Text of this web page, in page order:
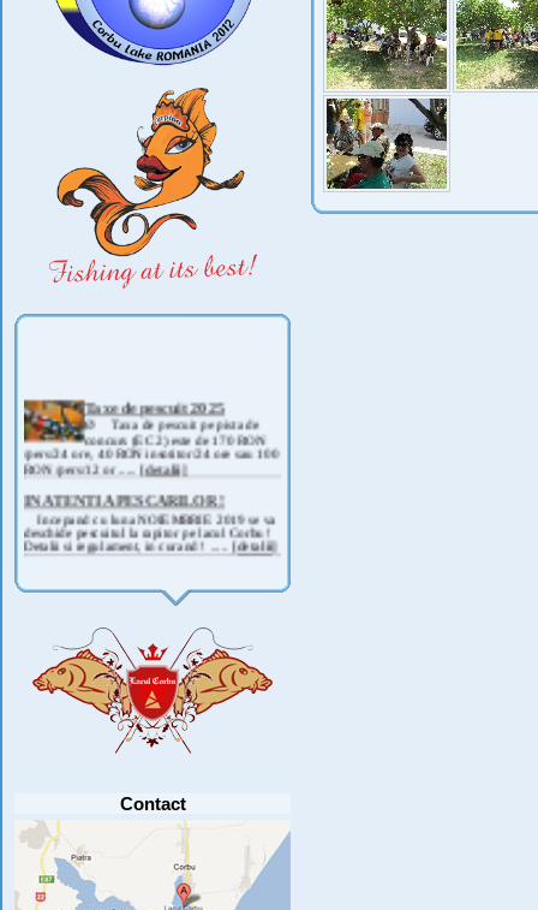
Taxe de pescuit 2025
Ø Taxa de pescuit pe pista de
concurs (EC 2) este de 170 RON
/pers/24 ore, 40 RON insotitor/24 ore sau 100
RON /pers/12 or .....[detalii]
IN ATENTIA PESCARILOR !
Incepand cu luna NOIEMBRIE 2019 se va
deschide pescuitul la rapitor pe lacul Corbu !
Detalii si regulament, in curand ! .....[detalii]
AVAND IN VEDERE SITUATIA ACTUALA -
COVID 19- DIN MOTIVE DE SIGURANTA ,
PRECUM SI RETRAGEREA UNOR
PARTICIPANTI ..... [detalii]
Anunt important
Va anuntam ca editia 30 a concursului de
pescuit CUPA RIG la CRAP din perioada 2-5
septembrie 2021 se reprogrameaza pentru luna
Avansul in ..... [detalii]
Contact